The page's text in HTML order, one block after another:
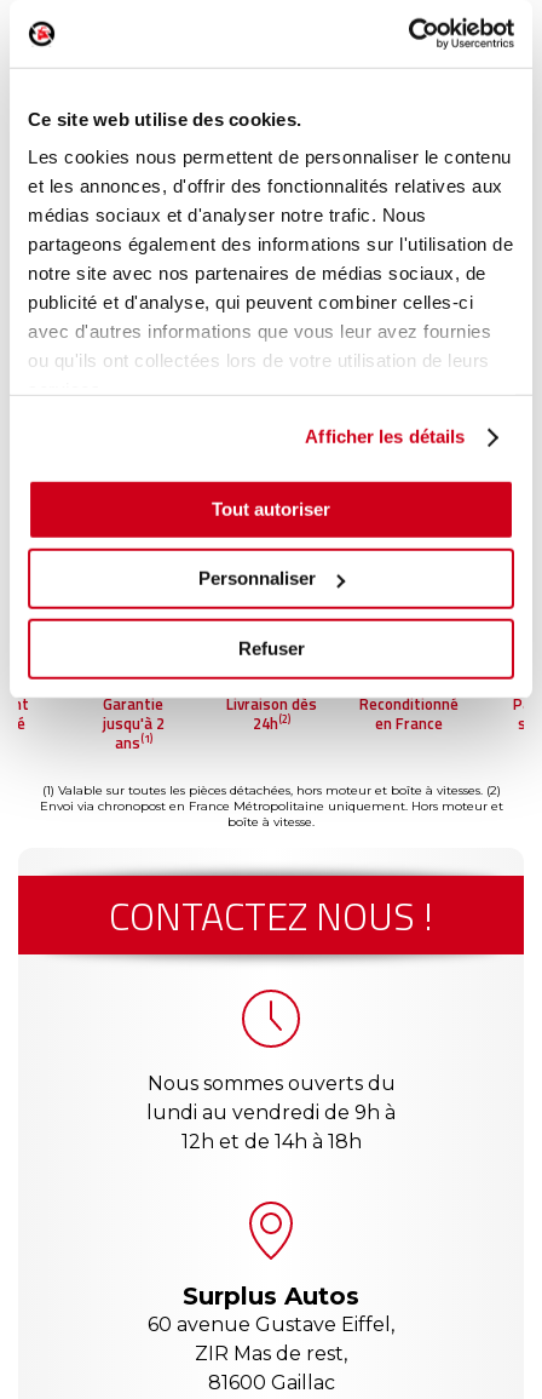
Ce site web utilise des cookies.
Les cookies nous permettent de personnaliser le contenu
et les annonces, d'offrir des fonctionnalités relatives aux
médias sociaux et d'analyser notre trafic. Nous
partageons également des informations sur l'utilisation de
notre site avec nos partenaires de médias sociaux, de
publicité et d'analyse, qui peuvent combiner celles-ci
avec d'autres informations que vous leur avez fournies
ou qu'ils ont collectées lors de votre utilisation de leurs
Afficher les détails
Tout autoriser
Personnaliser
Refuser
Ancrage ceinture arrière droit
Réf. constructeur :8975S6
Modèle d'origine : CITROEN C5 - 2 2010 - 201301
Modèle de provenance
Caractéristiques techniques
En stock 18,00 € TTC
AJOUTER AU PANIER
Garantie
jusqu'à 2
ans(1)
Livraison dès
24h(2)
Reconditionné
en France
(1) Valable sur toutes les pièces détachées, hors moteur et boîte à vitesses. (2)
Envoi via chronopost en France Métropolitaine uniquement. Hors moteur et
boîte à vitesse.
CONTACTEZ NOUS !
Nous sommes ouverts du
lundi au vendredi de 9h à
12h et de 14h à 18h
Surplus Autos
60 avenue Gustave Eiffel,
ZIR Mas de rest,
81600 Gaillac